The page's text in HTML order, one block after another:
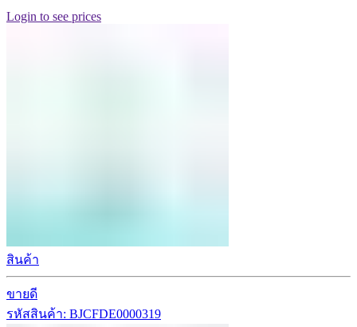
Login to see prices
สินค้า
ขายดี
รหัสสินค้า: BJCFDE0000319